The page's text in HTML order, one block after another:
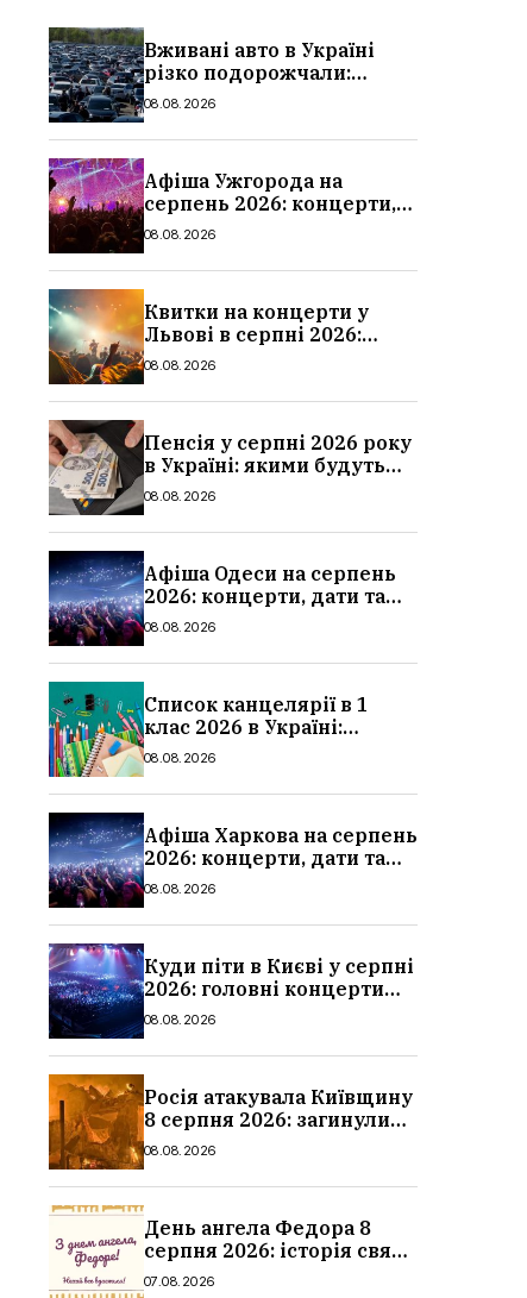
Вживані авто в Україні
різко подорожчали:
причини, які машини
08.08.2026
Афіша Ужгорода на
серпень 2026: концерти,
дати та ціни
08.08.2026
Квитки на концерти у
Львові в серпні 2026:
дати, ціни та локації
08.08.2026
Пенсія у серпні 2026 року
в Україні: якими будуть
мінімальні та
суми
08.08.2026
Афіша Одеси на серпень
2026: концерти, дати та
ціни квитків
08.08.2026
Список канцелярії в 1
клас 2026 в Україні:
повний чек-лист для
08.08.2026
Афіша Харкова на серпень
2026: концерти, дати та
ціни квитків
08.08.2026
Куди піти в Києві у серпні
2026: головні концерти
місяця, дати, артисти та
08.08.2026
Росія атакувала Київщину
8 серпня 2026: загинули
троє людей, серед них
08.08.2026
День ангела Федора 8
серпня 2026: історія свята,
значення імені,
07.08.2026